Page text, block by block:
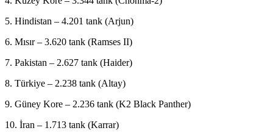
5. Hindistan – 4.201 tank (Arjun)
6. Mısır – 3.620 tank (Ramses II)
7. Pakistan – 2.627 tank (Haider)
8. Türkiye – 2.238 tank (Altay)
9. Güney Kore – 2.236 tank (K2 Black Panther)
10. İran – 1.713 tank (Karrar)